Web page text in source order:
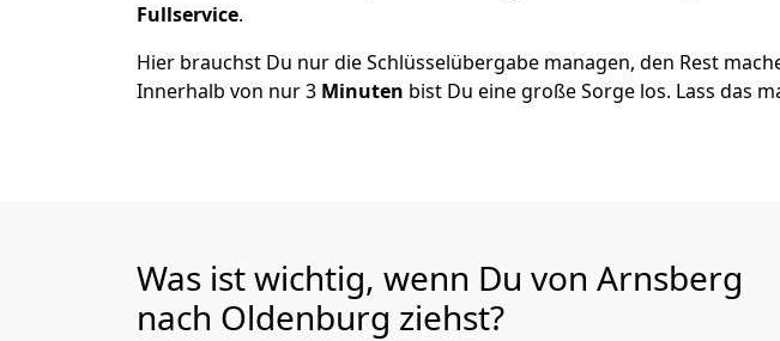
Fullservice.
Hier brauchst Du nur die Schlüsselübergabe managen, den Rest
Innerhalb von nur 3 Minuten bist Du eine große Sorge los. Lass das
Was ist wichtig, wenn Du von Arnsberg
nach Oldenburg ziehst?